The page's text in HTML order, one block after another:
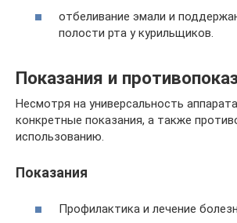
отбеливание эмали и
полости рта у курильщиков.
Показания и
Несмотря на универсальность
конкретные показания, а также
использованию.
Показания
Профилактика и лечение